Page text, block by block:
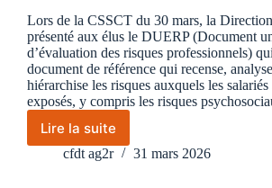
Lors de la CSSCT du 30 mars, la
présenté aux élus le DUERP (Document
d’évaluation des risques professionnels)
document de référence qui recense,
hiérarchise les risques auxquels les salariés
exposés, y compris les risques
Lire la suite
DUERP
et
cfdt ag2r 31 mars 2026